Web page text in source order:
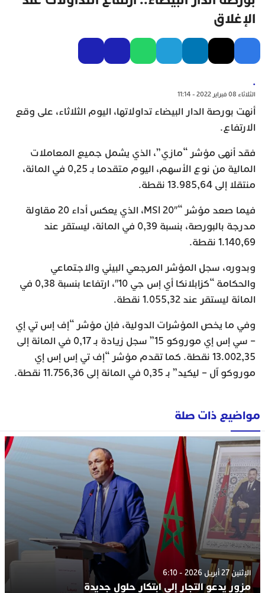
الإغلاق
.
الثلاثاء 08 فبراير 2022 - 11:14
أنهت بورصة الدار البيضاء تداولاتها، اليوم الثلاثاء، على وقع
الارتفاع.
فقد أنهى مؤشر “مازي”، الذي يشمل جميع المعاملات
المالية من نوع الأسهم، اليوم متقدما بـ 0,25 في المائة،
منتقلا إلى 13.985,64 نقطة.
فيما صعد مؤشر “MSI 20″، الذي يعكس أداء 20 مقاولة
مدرجة بالبورصة، بنسبة 0,39 في المائة، ليستقر عند
1.140,69 نقطة.
وبدوره، سجل المؤشر المرجعي البيئي والاجتماعي
والحكامة “كزابلانكا أي إس جي 10″، ارتفاعا بنسبة 0,38 في
المائة ليستقر عند 1.055,32 نقطة.
وفي ما يخص المؤشرات الدولية، فإن مؤشر “إف إس تي إي
– سي إس إي موروكو 15” سجل زيادة بـ 0,17 في المائة إلى
13.002,35 نقطة. كما تقدم مؤشر “إف تي إس إس إي
موروكو آل – ليكيد” بـ 0,35 في المائة إلى 11.756,36 نقطة.
مواضيع ذات صلة
الإثنين 27 أبريل 2026 - 6:10
مزور يدعو التجار إلى ابتكار حلول جديدة